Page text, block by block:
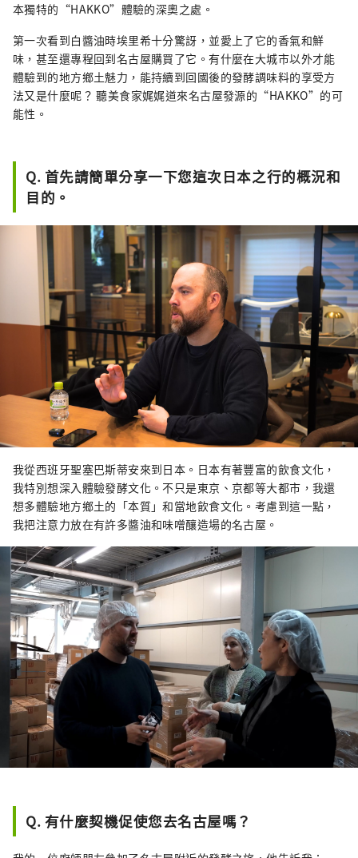
本獨特的“HAKKO”體驗的深奧之處。
第一次看到白醬油時埃里希十分驚訝，並愛上了它的香氣和鮮
味，甚至還專程回到名古屋購買了它。有什麼在大城市以外才能
體驗到的地方鄉土魅力，能持續到回國後的發酵調味料的享受方
法又是什麼呢？ 聽美食家娓娓道來名古屋發源的“HAKKO”的可
能性。
Q. 首先請簡單分享一下您這次日本之行的概況和
目的。
我從西班牙聖塞巴斯蒂安來到日本。日本有著豐富的飲食文化，
我特別想深入體驗發酵文化。不只是東京、京都等大都市，我還
想多體驗地方鄉土的「本質」和當地飲食文化。考慮到這一點，
我把注意力放在有許多醬油和味噌釀造場的名古屋。
Q. 有什麼契機促使您去名古屋嗎？